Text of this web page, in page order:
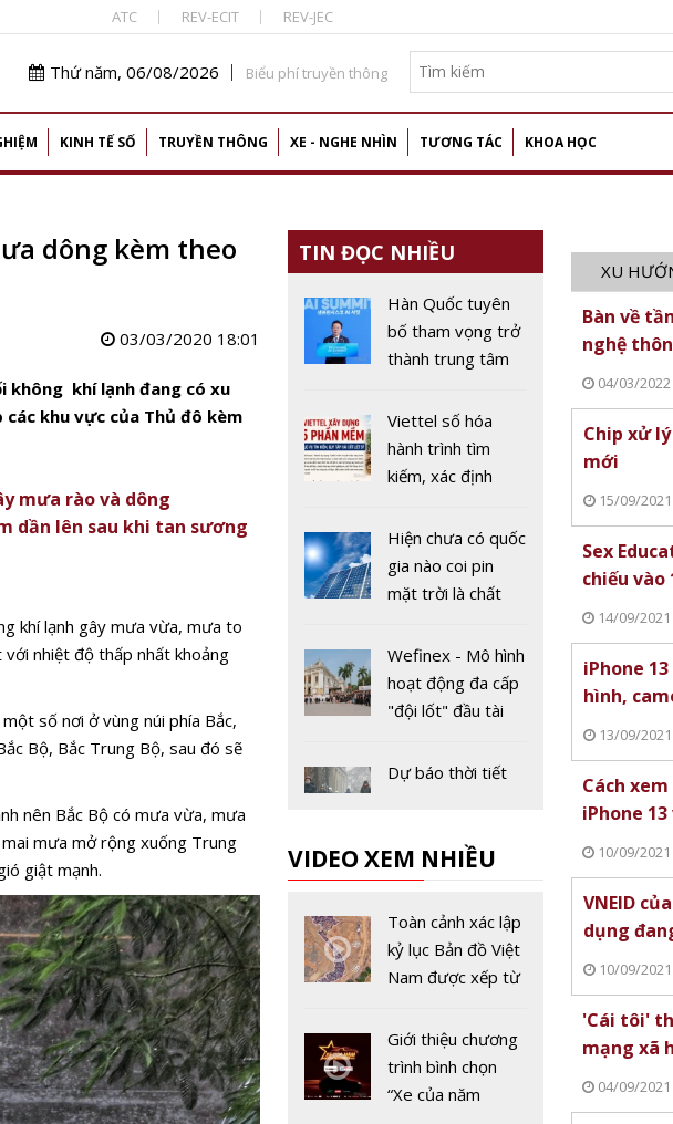
ATC REV-ECIT REV-JEC
Thứ năm, 06/08/2026 Biểu phí truyền thông
KINH TẾ SỐ TRUYỀN THÔNG XE - NGHE NHÌN TƯƠNG TÁC KHOA HỌC
dông kèm theo
03/03/2020 18:01
không khí lạnh đang có xu
khu vực của Thủ đô kèm
mưa rào và dông
dần lên sau khi tan sương
khí lạnh gây mưa vừa, mưa to
nhiệt độ thấp nhất khoảng
số nơi ở vùng núi phía Bắc,
Bộ, Bắc Trung Bộ, sau đó sẽ
nên Bắc Bộ có mưa vừa, mưa
mưa mở rộng xuống Trung
giật mạnh.
TIN ĐỌC NHIỀU
Hàn Quốc tuyên
bố tham vọng trở
thành trung tâm
Viettel số hóa
hành trình tìm
kiếm, xác định
Hiện chưa có quốc
gia nào coi pin
mặt trời là chất
Wefinex - Mô hình
hoạt động đa cấp
"đội lốt" đầu tài
internet
Dự báo thời tiết
do ảnh hưởng của
không khí lạnh
tràn về
Khánh Hoà vừa
mới được bổ
nhiệm là ai?
VIDEO XEM NHIỀU
Toàn cảnh xác lập
kỷ lục Bản đồ Việt
Nam được xếp từ
năm 2022
Giới thiệu chương
trình bình chọn
“Xe của năm
XU
Bàn về
nghệ
04/03/2022
Chip xử
mới
15/09/2021
Sex
chiếu vào
14/09/2021
iPhone
hình,
13/09/2021
Cách
iPhone
10/09/2021
VNEID
dụng
10/09/2021
'Cái tôi'
mạng xã
04/09/2021